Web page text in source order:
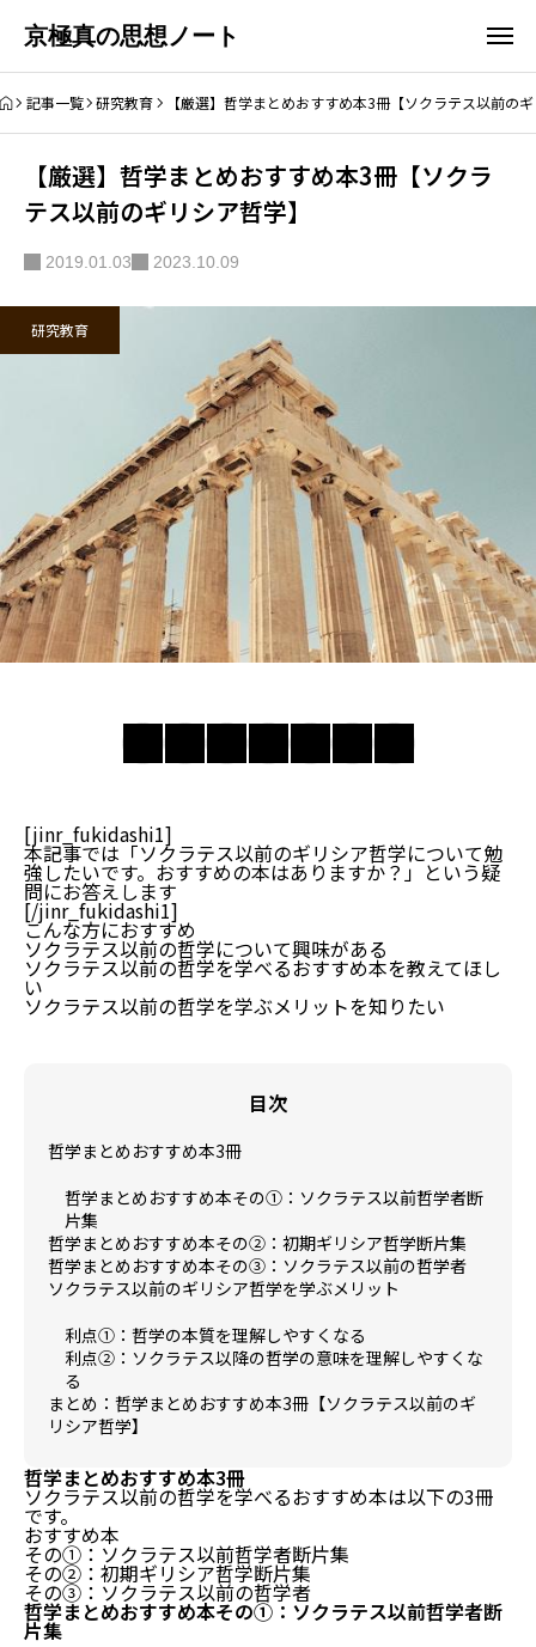
京極真の思想ノート
記事一覧 研究教育 【厳選】哲学まとめおすすめ本3冊【ソクラテス以前の
【厳選】哲学まとめおすすめ本3冊【ソクラ
テス以前のギリシア哲学】
2019.01.03 2023.10.09
研究教育
[jinr_fukidashi1]
本記事では「ソクラテス以前のギリシア哲学について勉
強したいです。おすすめの本はありますか？」という疑
問にお答えします
[/jinr_fukidashi1]
こんな方におすすめ
ソクラテス以前の哲学について興味がある
ソクラテス以前の哲学を学べるおすすめ本を教えてほし
い
ソクラテス以前の哲学を学ぶメリットを知りたい
目次
哲学まとめおすすめ本3冊
哲学まとめおすすめ本その①：ソクラテス以前哲学者断
片集
哲学まとめおすすめ本その②：初期ギリシア哲学断片集
哲学まとめおすすめ本その③：ソクラテス以前の哲学者
ソクラテス以前のギリシア哲学を学ぶメリット
利点①：哲学の本質を理解しやすくなる
利点②：ソクラテス以降の哲学の意味を理解しやすくな
る
まとめ：哲学まとめおすすめ本3冊【ソクラテス以前のギ
リシア哲学】
哲学まとめおすすめ本3冊
ソクラテス以前の哲学を学べるおすすめ本は以下の3冊
です。
おすすめ本
その①：ソクラテス以前哲学者断片集
その②：初期ギリシア哲学断片集
その③：ソクラテス以前の哲学者
哲学まとめおすすめ本その①：ソクラテス以前哲学者断
片集